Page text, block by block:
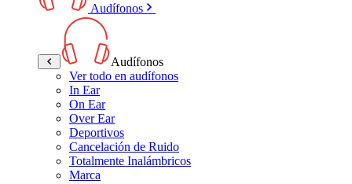
Audífonos
Audífonos
Ver todo en audífonos
In Ear
On Ear
Over Ear
Deportivos
Cancelación de Ruido
Totalmente Inalámbricos
Marca